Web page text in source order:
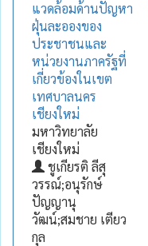
แวดล้อมด้านปัญหา
ฝุ่นละอองของ
ประชาชนและ
หน่วยงานภาครัฐที่
เกี่ยวข้องในเขต
เทศบาลนคร
เชียงใหม่
มหาวิทยาลัย
เชียงใหม่
ชูเกียรติ ลีสุ
วรรณ์;อนุรักษ์
ปัญญานุ
วัฒน์;สมชาย เตียว
กุล